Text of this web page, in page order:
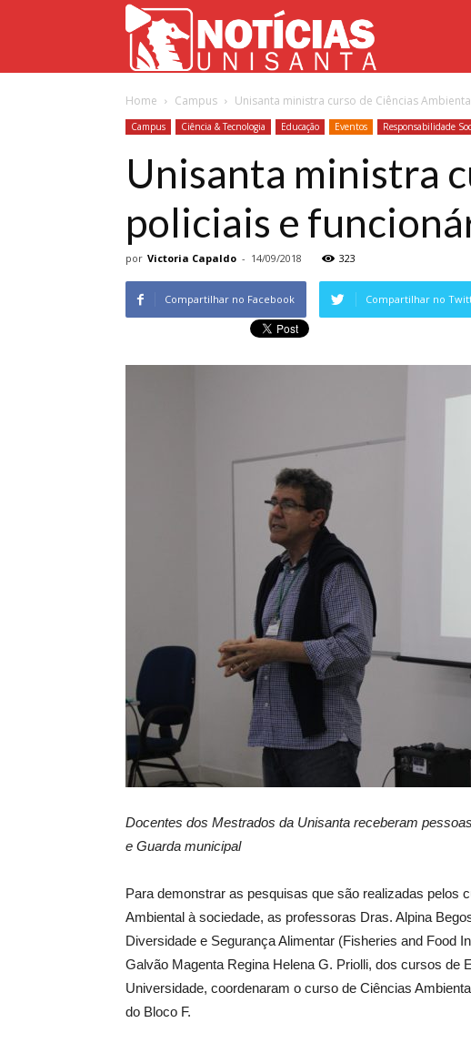
Unisanta
Home Campus Unisanta ministra curso de Ciências
Campus Ciência & Tecnologia Educação Eventos Responsabilidade
Unisanta ministra
policiais e
por Victoria Capaldo - 14/09/2018 323
Compartilhar no Facebook Compartilhar no
Docentes dos Mestrados da Unisanta receberam
e Guarda municipal
Para demonstrar as pesquisas que são realizadas pelos
Ambiental à sociedade, as professoras Dras. Alpina
Diversidade e Segurança Alimentar (Fisheries and Food
Galvão Magenta Regina Helena G. Priolli, dos cursos de
Universidade, coordenaram o curso de Ciências
do Bloco F.